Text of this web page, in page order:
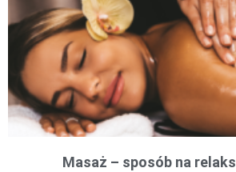
Masaż – sposób na relaks